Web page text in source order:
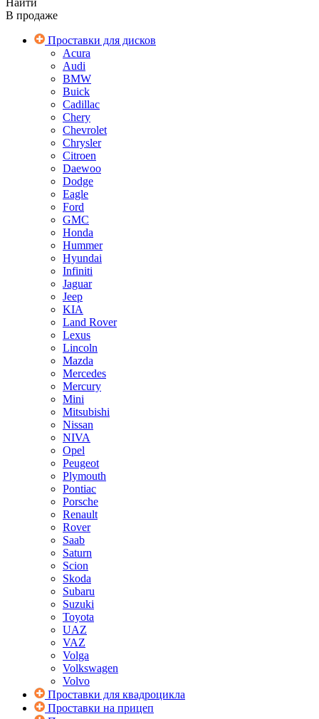
Найти
В продаже
Проставки для дисков
Acura
Audi
BMW
Buick
Cadillac
Chery
Chevrolet
Chrysler
Citroen
Daewoo
Dodge
Eagle
Ford
GMC
Honda
Hummer
Hyundai
Infiniti
Jaguar
Jeep
KIA
Land Rover
Lexus
Lincoln
Mazda
Mercedes
Mercury
Mini
Mitsubishi
Nissan
NIVA
Opel
Peugeot
Plymouth
Pontiac
Porsche
Renault
Rover
Saab
Saturn
Scion
Skoda
Subaru
Suzuki
Toyota
UAZ
VAZ
Volga
Volkswagen
Volvo
Проставки для квадроцикла
Проставки на прицеп